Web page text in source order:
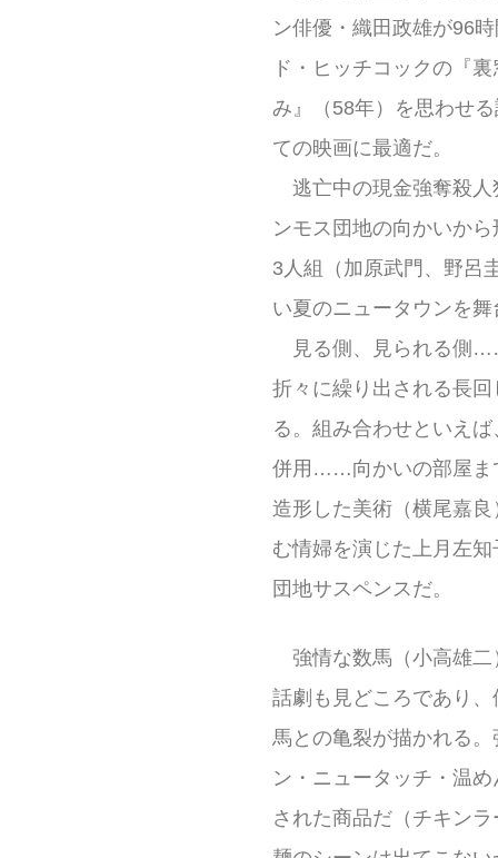
ン俳優・織田政雄が96
ド・ヒッチコックの『
み』（58年）を思わせ
ての映画に最適だ。
逃亡中の現金強奪殺人
ンモス団地の向かいか
3人組（加原武門、野呂
い夏のニュータウンを
見る側、見られる側
折々に繰り出される長
る。組み合わせといえ
併用……向かいの部屋ま
造形した美術（横尾嘉
む情婦を演じた上月左
団地サスペンスだ。
強情な数馬（小高雄二
話劇も見どころであり
馬との亀裂が描かれる
ン・ニュータッチ・温
された商品だ（チキン